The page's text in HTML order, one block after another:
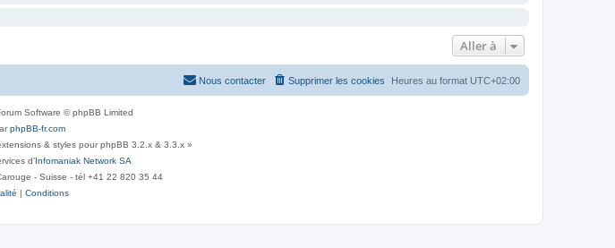
Aller à
Heures au format UTC+02:00
Supprimer les cookies
Nous contacter
Software © phpBB Limited
phpBB-fr.com
& styles pour phpBB 3.2.x & 3.3.x »
d’Infomaniak Network SA
- Suisse - tél +41 22 820 35 44
| Conditions